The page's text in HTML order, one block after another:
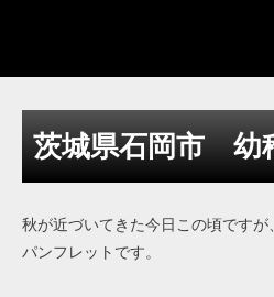
茨城県石岡市 幼
秋が近づいてきた今日この頃です
パンフレットです。